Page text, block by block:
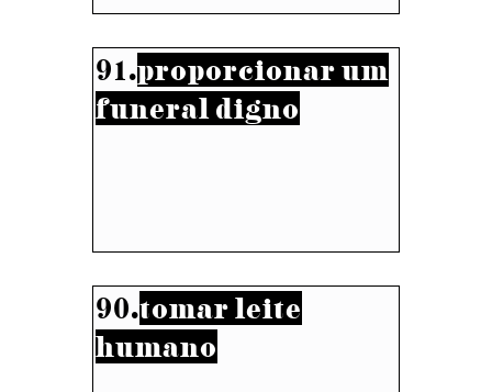
91.proporcionar um
funeral digno
90.tomar leite
humano